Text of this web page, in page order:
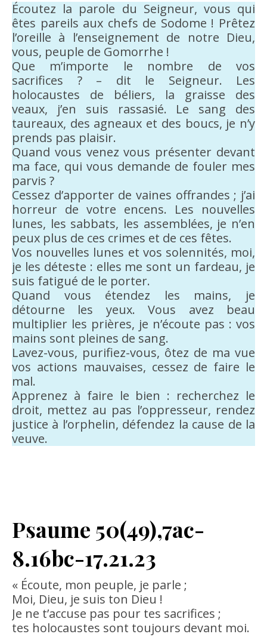
Écoutez la parole du Seigneur, vous qui
êtes pareils aux chefs de Sodome ! Prêtez
l’oreille à l’enseignement de notre Dieu,
vous, peuple de Gomorrhe !
Que m’importe le nombre de vos
sacrifices ? – dit le Seigneur. Les
holocaustes de béliers, la graisse des
veaux, j’en suis rassasié. Le sang des
taureaux, des agneaux et des boucs, je n’y
prends pas plaisir.
Quand vous venez vous présenter devant
ma face, qui vous demande de fouler mes
parvis ?
Cessez d’apporter de vaines offrandes ; j’ai
horreur de votre encens. Les nouvelles
lunes, les sabbats, les assemblées, je n’en
peux plus de ces crimes et de ces fêtes.
Vos nouvelles lunes et vos solennités, moi,
je les déteste : elles me sont un fardeau, je
suis fatigué de le porter.
Quand vous étendez les mains, je
détourne les yeux. Vous avez beau
multiplier les prières, je n’écoute pas : vos
mains sont pleines de sang.
Lavez-vous, purifiez-vous, ôtez de ma vue
vos actions mauvaises, cessez de faire le
mal.
Apprenez à faire le bien : recherchez le
droit, mettez au pas l’oppresseur, rendez
justice à l’orphelin, défendez la cause de la
veuve.
Psaume 50(49),7ac-
8.16bc-17.21.23
« Écoute, mon peuple, je parle ;
Moi, Dieu, je suis ton Dieu !
Je ne t’accuse pas pour tes sacrifices ;
tes holocaustes sont toujours devant moi.